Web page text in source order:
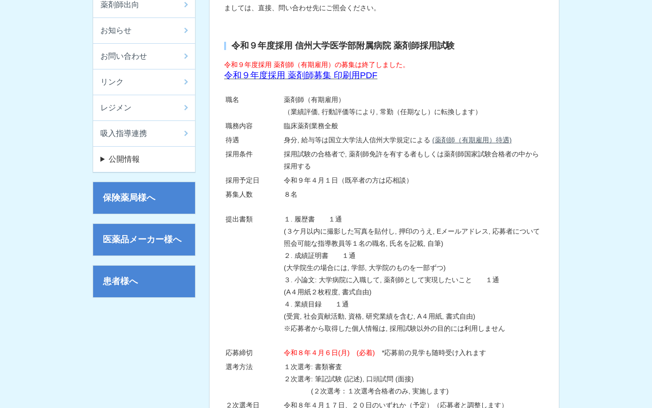
薬剤師出向
お知らせ
お問い合わせ
リンク
レジメン
吸入指導連携
公開情報
保険薬局様へ
医薬品メーカー様へ
患者様へ
ましては、直接、問い合わせ先にご照会ください。
令和９年度採用 信州大学医学部附属病院 薬剤師採用試験
令和９年度採用 薬剤師（有期雇用）の募集は終了しました。
令和９年度採用 薬剤師募集 印刷用PDF
職名
薬剤師（有期雇用）
（業績評価, 行動評価等により, 常勤（任期なし）に転換します）
職務内容
臨床薬剤業務全般
待遇
身分, 給与等は国立大学法人信州大学規定による (薬剤師（有期雇用）待遇)
採用条件
採用試験の合格者で, 薬剤師免許を有する者もしくは薬剤師国家試験合格者の中から
採用する
採用予定日
令和９年４月１日（既卒者の方は応相談）
募集人数
８名
提出書類
１. 履歴書 １通
(３ケ月以内に撮影した写真を貼付し, 押印のうえ, Eメールアドレス, 応募者について
照会可能な指導教員等１名の職名, 氏名を記載, 自筆)
２. 成績証明書 １通
(大学院生の場合には, 学部, 大学院のものを一部ずつ)
３. 小論文: 大学病院に入職して, 薬剤師として実現したいこと １通
(A４用紙２枚程度, 書式自由)
４. 業績目録 １通
(受賞, 社会貢献活動, 資格, 研究業績を含む, A４用紙, 書式自由)
※応募者から取得した個人情報は, 採用試験以外の目的には利用しません
応募締切 令和８年４月６日(月) (必着) *応募前の見学も随時受け入れます
選考方法
１次選考: 書類審査
２次選考: 筆記試験 (記述), 口頭試問 (面接)
(２次選考：１次選考合格者のみ, 実施します)
２次選考日
令和８年４月１７日、２０日のいずれか（予定）（応募者と調整します）